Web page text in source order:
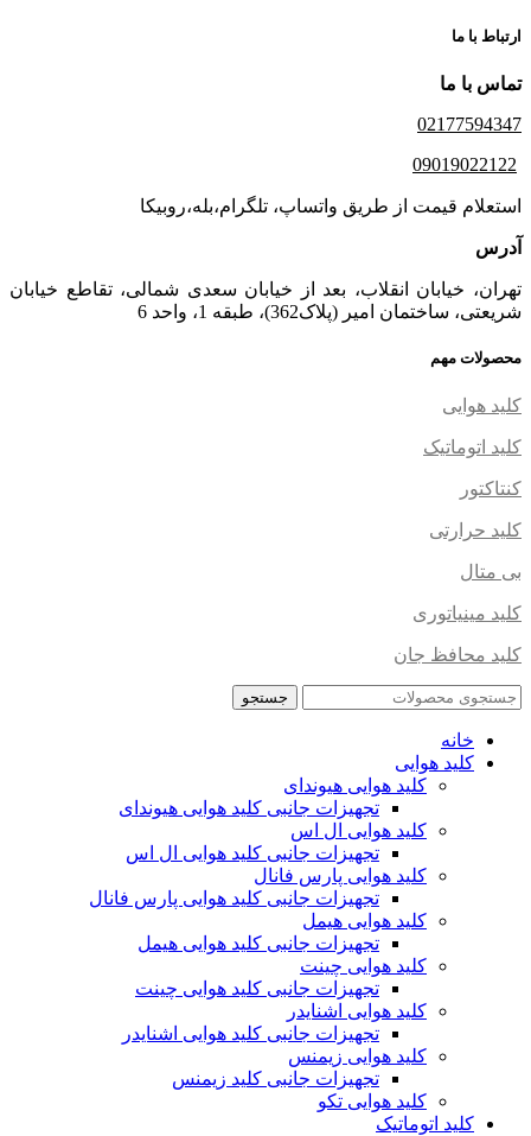
ارتباط با ما
تماس با ما
02177594347
09019022122
استعلام قیمت از طریق واتساپ، تلگرام،بله،روبیکا
آدرس
تهران، خیابان انقلاب، بعد از خیابان سعدی شمالی، تقاطع خیابان
شریعتی، ساختمان امیر (پلاک362)، طبقه 1، واحد 6
محصولات مهم
کلید هوایی
کلید اتوماتیک
کنتاکتور
کلید حرارتی
بی متال
کلید مینیاتوری
کلید محافظ جان
جستجو
خانه
کلید هوایی
کلید هوایی هیوندای
تجهیزات جانبی کلید هوایی هیوندای
کلید هوایی ال اس
تجهیزات جانبی کلید هوایی ال اس
کلید هوایی پارس فانال
تجهیزات جانبی کلید هوایی پارس فانال
کلید هوایی هیمل
تجهیزات جانبی کلید هوایی هیمل
کلید هوایی چینت
تجهیزات جانبی کلید هوایی چینت
کلید هوایی اشنایدر
تجهیزات جانبی کلید هوایی اشنایدر
کلید هوایی زیمنس
تجهیزات جانبی کلید زیمنس
کلید هوایی تکو
کلید اتوماتیک